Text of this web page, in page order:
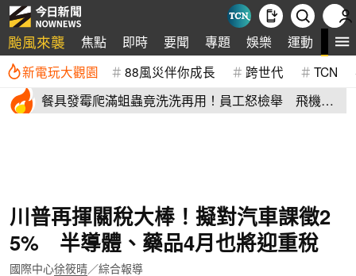
颱風來襲 焦點 即時 要聞 專題 娛樂 運動 全
新電玩大觀園 88風災伴你成長 跨世代 TCN
餐具發霉爬滿蛆蟲竟洗洗再用！員工怒檢舉 飛機餐
川普再揮關稅大棒！擬對汽車課徵2
5% 半導體、藥品4月也將迎重稅
國際中心徐筱晴／綜合報導